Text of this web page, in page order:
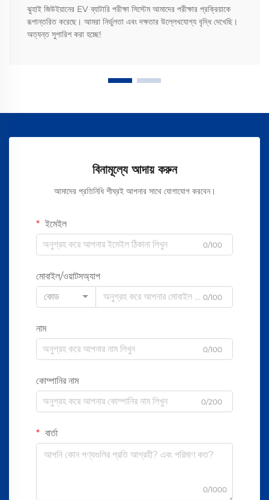
ঝুহাই জিউইয়ানের EV ব্যাটারি পরীক্ষা সিস্টেম আমাদের পরীক্ষার প্রক্রিয়াকে
রূপান্তরিত করেছে। আমরা নির্ভুলতা এবং দক্ষতার উল্লেখযোগ্য বৃদ্ধি দেখেছি।
অত্যন্ত সুপারিশ করা হচ্ছে!
বিনামূল্যে আদায় করুন
আমাদের প্রতিনিধি শীঘ্রই আপনার সাথে যোগাযোগ করবেন।
ইমেইল
0/100
মোবাইল/ওয়াটসঅ্যাপ
কোড
0/100
নাম
0/100
কোম্পানির নাম
0/200
বার্তা
0/1000